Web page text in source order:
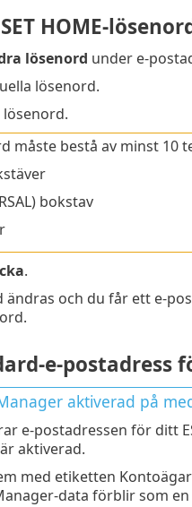
HOME-
lösenord under e-
lösenord.
måste bestå av minst 10
bokstav
.
och du får ett e-
e-postadress
aktiverad på
e-postadressen för ditt
aktiverad.
med etiketten
data förblir som